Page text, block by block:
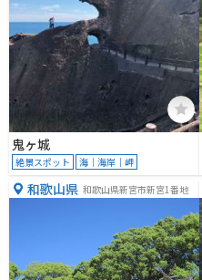
鬼ヶ城
絶景スポット 海｜海岸｜岬
和歌山県 和歌山県新宮市新宮1番地